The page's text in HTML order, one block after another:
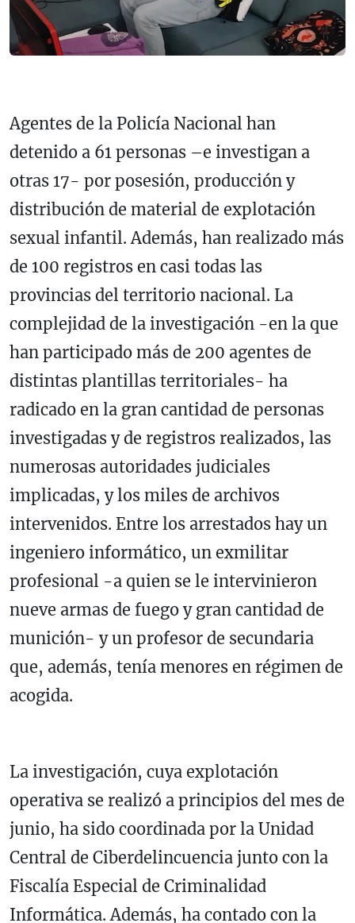
Agentes de la Policía Nacional han
detenido a 61 personas –e investigan a
otras 17- por posesión, producción y
distribución de material de explotación
sexual infantil. Además, han realizado más
de 100 registros en casi todas las
provincias del territorio nacional. La
complejidad de la investigación -en la que
han participado más de 200 agentes de
distintas plantillas territoriales- ha
radicado en la gran cantidad de personas
investigadas y de registros realizados, las
numerosas autoridades judiciales
implicadas, y los miles de archivos
intervenidos. Entre los arrestados hay un
ingeniero informático, un exmilitar
profesional -a quien se le intervinieron
nueve armas de fuego y gran cantidad de
munición- y un profesor de secundaria
que, además, tenía menores en régimen de
acogida.
La investigación, cuya explotación
operativa se realizó a principios del mes de
junio, ha sido coordinada por la Unidad
Central de Ciberdelincuencia junto con la
Fiscalía Especial de Criminalidad
Informática. Además, ha contado con la